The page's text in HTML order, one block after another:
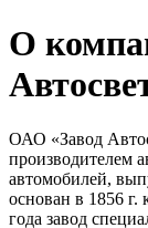
О
ОАО «Завод
производителем
автомобилей,
основан в 1856 г.
года завод